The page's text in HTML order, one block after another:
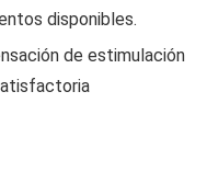
disponibles.
de estimulación